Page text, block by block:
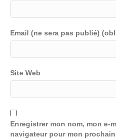
Email (ne sera pas publié)
Site Web
Enregistrer mon nom, mon e-
navigateur pour mon